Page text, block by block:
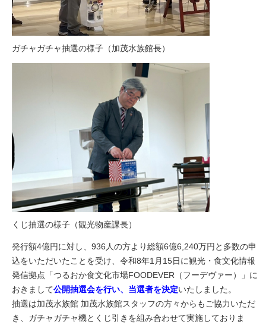
ガチャガチャ抽選の様子（加茂水族館長）
くじ抽選の様子（観光物産課長）
発行額4億円に対し、936人の方より総額6億6,240万円と多数の申
込をいただいたことを受け、令和8年1月15日に観光・食文化情報
発信拠点「つるおか食文化市場FOODEVER（フーデヴァー）」に
おきまして公開抽選会を行い、当選者を決定いたしました。
抽選は加茂水族館 加茂水族館スタッフの方々からもご協力いただ
き、ガチャガチャ機とくじ引きを組み合わせて実施しておりま